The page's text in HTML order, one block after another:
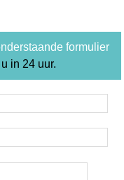
formulier
in 24 uur.